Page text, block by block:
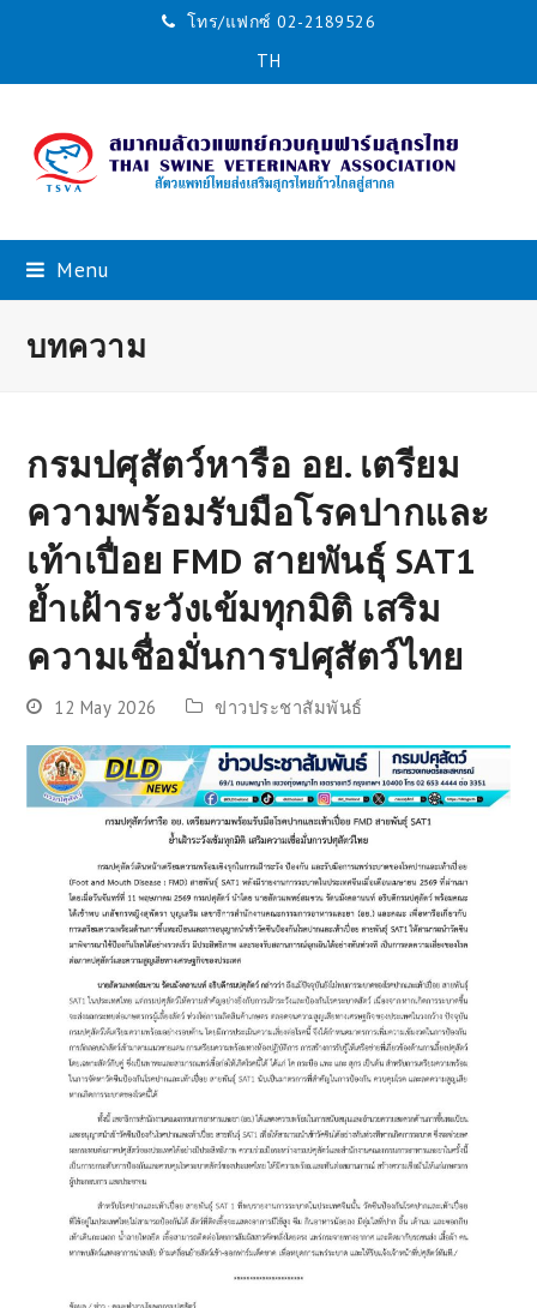
โทร/แฟกซ์ 02-2189526
TH
Menu
บทความ
กรมปศุสัตว์หารือ อย. เตรียม
ความพร้อมรับมือโรคปากและ
เท้าเปื่อย FMD สายพันธุ์ SAT1
ย้ำเฝ้าระวังเข้มทุกมิติ เสริม
ความเชื่อมั่นการปศุสัตว์ไทย
12 May 2026 ข่าวประชาสัมพันธ์